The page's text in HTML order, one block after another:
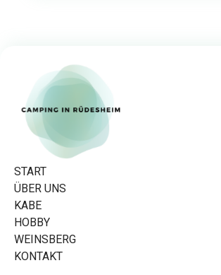
START
ÜBER UNS
KABE
HOBBY
WEINSBERG
KONTAKT